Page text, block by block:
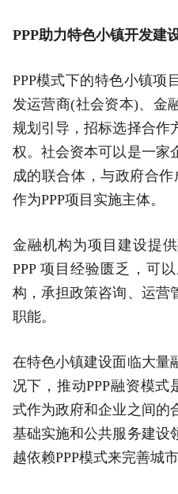
PPP助力特色小镇开发建
PPP模式下的特色小镇项
发运营商(社会资本)、金
规划引导，招标选择合作
权。社会资本可以是一家
成的联合体，与政府合
作为PPP项目实施主体。
金融机构为项目建设提
PPP 项目经验匮乏，可
构，承担政策咨询、运营
职能。
在特色小镇建设面临大量
况下，推动PPP融资模式
式作为政府和企业之间的
基础实施和公共服务建设
越依赖PPP模式来完善城